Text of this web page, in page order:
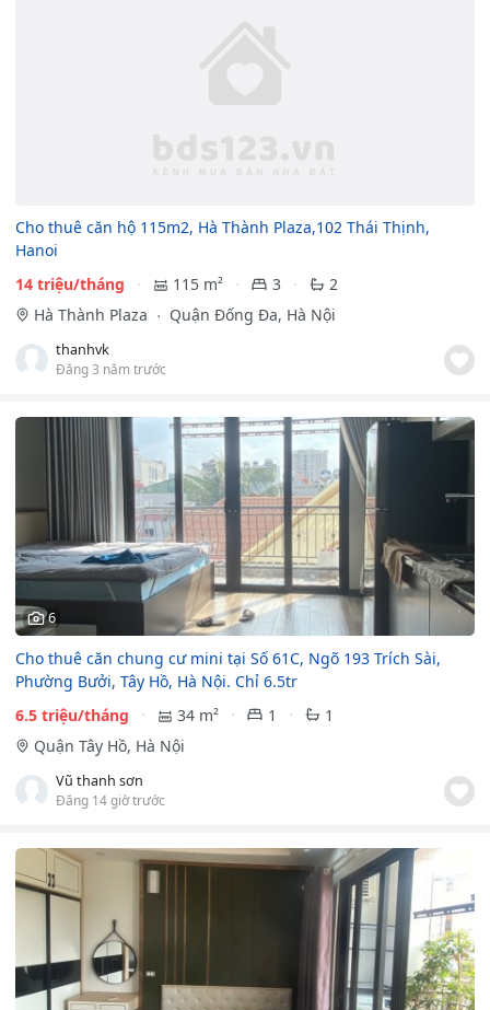
Cho thuê căn hộ 115m2, Hà Thành Plaza,102 Thái Thịnh,
Hanoi
14 triệu/tháng
115 m² 3
2
Hà Thành Plaza
Quận Đống Đa, Hà Nội
thanhvk
Đăng 3 năm trước
6
Cho thuê căn chung cư mini tại Số 61C, Ngõ 193 Trích Sài,
Phường Bưởi, Tây Hồ, Hà Nội. Chỉ 6.5tr
6.5 triệu/tháng
34 m² 1
1
Quận Tây Hồ, Hà Nội
Vũ thanh sơn
Đăng 14 giờ trước